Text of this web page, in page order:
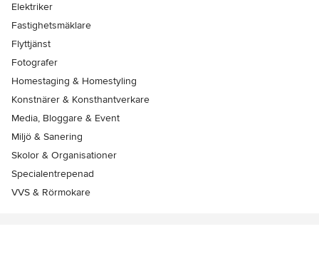
Elektriker
Fastighetsmäklare
Flyttjänst
Fotografer
Homestaging & Homestyling
Konstnärer & Konsthantverkare
Media, Bloggare & Event
Miljö & Sanering
Skolor & Organisationer
Specialentrepenad
VVS & Rörmokare